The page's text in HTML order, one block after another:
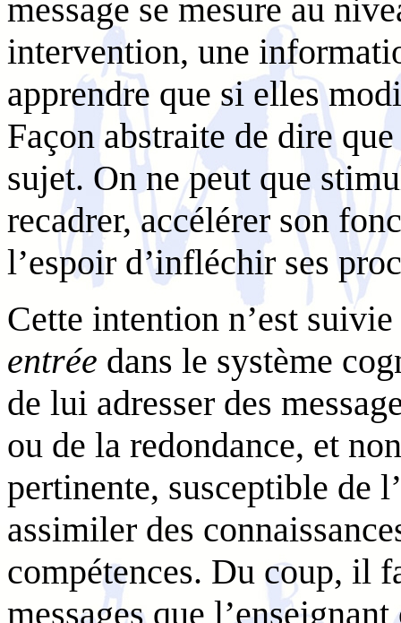
message se mesure au
intervention, une
apprendre que si elles
Façon abstraite de dire
sujet. On ne peut que
recadrer, accélérer son
l’espoir d’infléchir ses
Cette intention n’est
entrée dans le système
de lui adresser des
ou de la redondance, et
pertinente, susceptible de
assimiler des
compétences. Du coup, il
messages que